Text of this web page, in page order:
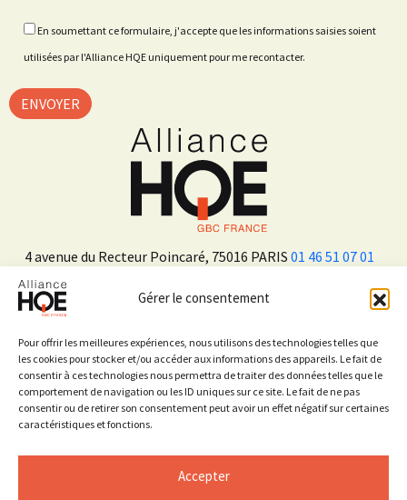
Gérer le consentement
Pour offrir les meilleures expériences, nous utilisons des technologies telles que
les cookies pour stocker et/ou accéder aux informations des appareils. Le fait de
consentir à ces technologies nous permettra de traiter des données telles que le
comportement de navigation ou les ID uniques sur ce site. Le fait de ne pas
consentir ou de retirer son consentement peut avoir un effet négatif sur certaines
caractéristiques et fonctions.
Accepter
4 avenue du Recteur Poincaré, 75016 PARIS 01 46 51 07 01
Sur les réseaux sociaux
En soumettant ce formulaire, j'accepte que les informations saisies soient
utilisées par l'Alliance HQE uniquement pour me recontacter.